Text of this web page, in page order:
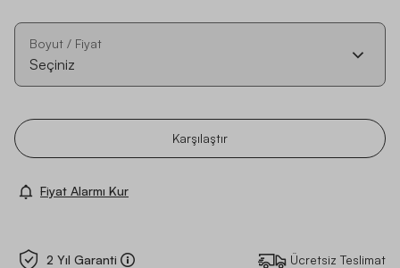
Boyut / Fiyat
Seçiniz
Karşılaştır
Fiyat Alarmı Kur
2 Yıl Garanti Ücretsiz Teslimat